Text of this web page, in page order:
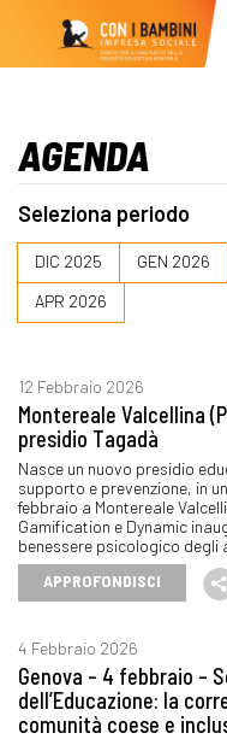
AGENDA
Seleziona periodo
DIC 2025 GEN 2026
APR 2026
12 Febbraio 2026
Montereale Valcellina
presidio Tagadà
Nasce un nuovo presidio
supporto e prevenzione, in
febbraio a Montereale
Gamification e Dynamic
benessere psicologico degli
APPROFONDISCI
4 Febbraio 2026
Genova – 4 febbraio –
dell’Educazione: la
comunità coese e